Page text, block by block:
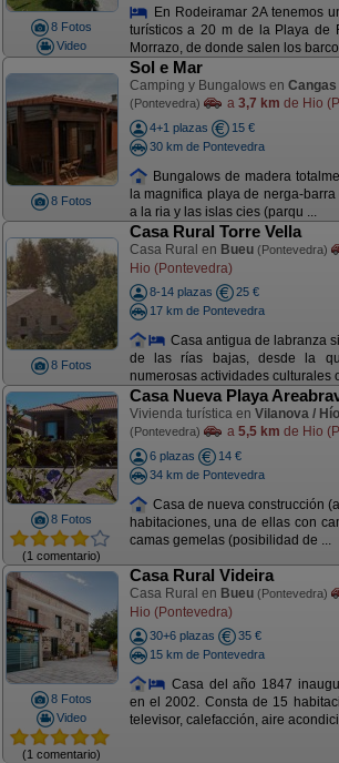
8 Fotos
Video
En Rodeiramar 2A tenemos
turísticos a 20 m de la Playa de
Morrazo, de donde salen los
8 Fotos
Sol e Mar
Camping y Bungalows en
(Pontevedra) a 3,7 km de Hio
4+1 plazas
15 €
30 km de Pontevedra
Bungalows de madera
la magnifica playa de nerga-
a la ria y las islas cies (parqu ...
8 Fotos
Casa Rural Torre Vella
Casa Rural en Bueu (Pontevedra)
Hio (Pontevedra)
8-14 plazas
25 €
17 km de Pontevedra
Casa antigua de labranza
de las rías bajas, desde la
numerosas actividades culturales
8 Fotos
(1 comentario)
Casa Nueva Playa
Vivienda turística en Vilanova /
(Pontevedra) a 5,5 km de Hio
6 plazas
14 €
34 km de Pontevedra
Casa de nueva construcción
habitaciones, una de ellas con
camas gemelas (posibilidad de ...
8 Fotos
Video
(1 comentario)
Casa Rural Videira
Casa Rural en Bueu (Pontevedra)
Hio (Pontevedra)
30+6 plazas
35 €
15 km de Pontevedra
Casa del año 1847
en el 2002. Consta de 15
televisor, calefacción, aire